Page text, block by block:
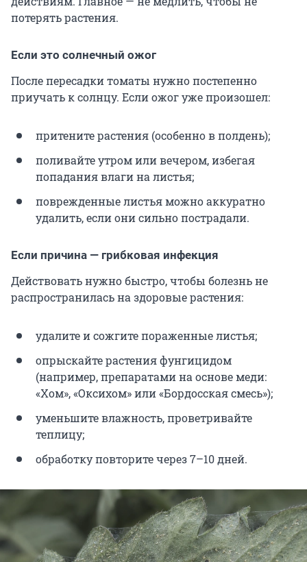
потерять растения.
Если это солнечный ожог
После пересадки томаты нужно постепенно
приучать к солнцу. Если ожог уже произошел:
притените растения (особенно в полдень);
поливайте утром или вечером, избегая
попадания влаги на листья;
поврежденные листья можно аккуратно
удалить, если они сильно пострадали.
Если причина — грибковая инфекция
Действовать нужно быстро, чтобы болезнь не
распространилась на здоровые растения:
удалите и сожгите пораженные листья;
опрыскайте растения фунгицидом
(например, препаратами на основе меди:
«Хом», «Оксихом» или «Бордосская смесь»);
уменьшите влажность, проветривайте
теплицу;
обработку повторите через 7–10 дней.